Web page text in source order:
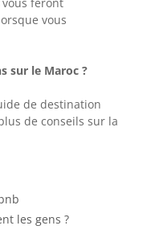
vous
sur le Maroc ?
de destination
de conseils sur la
les gens ?